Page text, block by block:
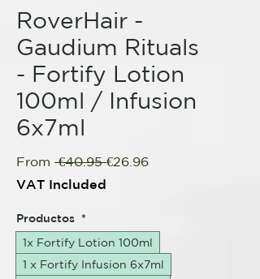
RoverHair -
Gaudium Rituals
- Fortify Lotion
100ml / Infusion
6x7ml
From €40.95 Regular
€26.96Sale
VAT Included
Productos *
1x Fortify Lotion 100ml
1 x Fortify Infusion 6x7ml